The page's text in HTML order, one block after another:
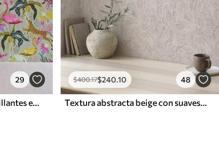
29
Flamencos y leopardos brillantes entre plantas tropicales
$400.17$240.10 48
Textura abstracta beige con suaves líneas de hojas